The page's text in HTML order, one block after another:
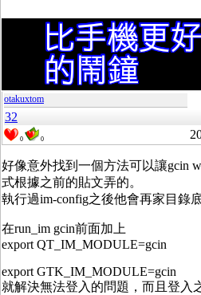
otakuxtom
32
0 0
好像意外找到一個方法可以讓gcin
式根據之前的貼文弄的。
執行過im-config之後他會再家目錄
在run_im gcin前面加上
export QT_IM_MODULE=gcin
export GTK_IM_MODULE=gcin
就解決無法登入的問題，而且登入